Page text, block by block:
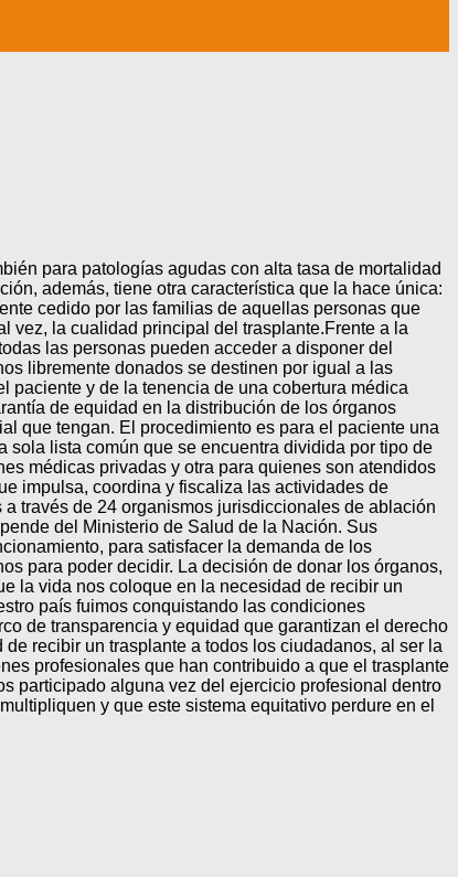
para patologías agudas con alta tasa de mortalidad
además, tiene otra característica que la hace única:
cedido por las familias de aquellas personas que
vez, la cualidad principal del trasplante.Frente a la
las personas pueden acceder a disponer del
libremente donados se destinen por igual a las
paciente y de la tenencia de una cobertura médica
de equidad en la distribución de los órganos
que tengan. El procedimiento es para el paciente una
sola lista común que se encuentra dividida por tipo de
médicas privadas y otra para quienes son atendidos
impulsa, coordina y fiscaliza las actividades de
través de 24 organismos jurisdiccionales de ablación
del Ministerio de Salud de la Nación. Sus
para satisfacer la demanda de los
para poder decidir. La decisión de donar los órganos,
la vida nos coloque en la necesidad de recibir un
país fuimos conquistando las condiciones
de transparencia y equidad que garantizan el derecho
recibir un trasplante a todos los ciudadanos, al ser la
profesionales que han contribuido a que el trasplante
participado alguna vez del ejercicio profesional dentro
y que este sistema equitativo perdure en el